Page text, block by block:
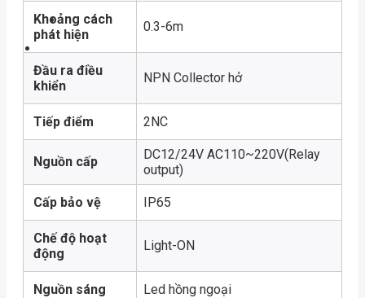
Khoảng cách
phát hiện
0.3-6m
Đầu ra điều
khiển
NPN Collector hở
Tiếp điểm 2NC
Nguồn cấp
DC12/24V AC110~220V(Relay
output)
Cấp bảo vệ IP65
Chế độ hoạt
động
Light-ON
Nguồn sáng Led hồng ngoại